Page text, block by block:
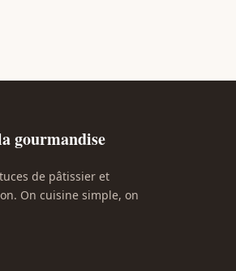
gourmandise
de pâtissier et
On cuisine simple, on